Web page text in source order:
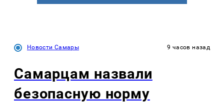
Новости Самары 9 часов назад
Самарцам назвали
безопасную норму